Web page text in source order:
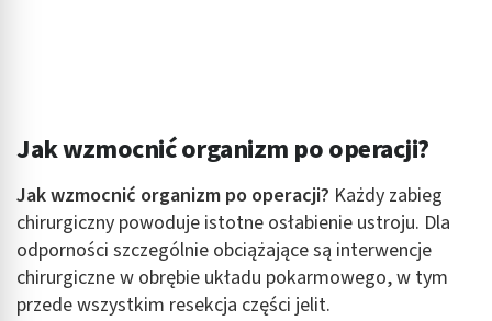
Jak wzmocnić organizm po operacji?
Jak wzmocnić organizm po operacji? Każdy zabieg
chirurgiczny powoduje istotne osłabienie ustroju. Dla
odporności szczególnie obciążające są interwencje
chirurgiczne w obrębie układu pokarmowego, w tym
przede wszystkim resekcja części jelit.